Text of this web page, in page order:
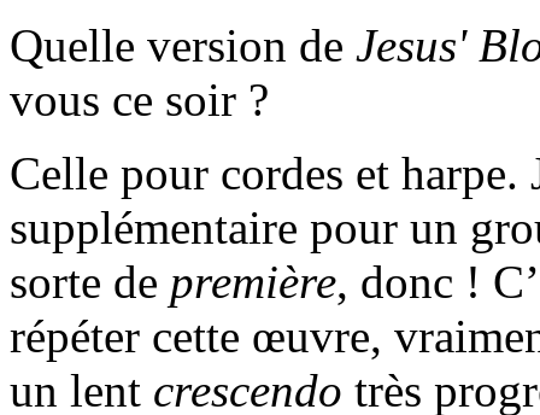
Quelle version de Jesus'
vous ce soir ?
Celle pour cordes et
supplémentaire pour un
sorte de première, donc !
répéter cette œuvre,
un lent crescendo très